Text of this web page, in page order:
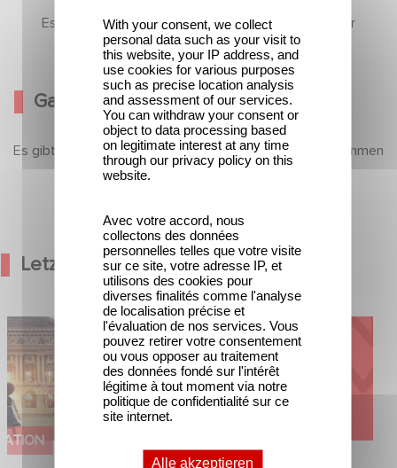
Es gibt noch keine Inhalte in diesem Abschnitt, aber
kommen Sie bald wieder
Galerie
Es gibt noch keine Inhalte in diesem Abschnitt, aber kommen
Sie bald wieder
Letzte Nachrichten
Hero kündigen
Ballerina - Gib
auf an
Kontakt
With your consent, we collect
personal data such as your visit to
this website, your IP address, and
use cookies for various purposes
such as precise location analysis
and assessment of our services.
You can withdraw your consent or
object to data processing based
on legitimate interest at any time
through our privacy policy on this
website.
Avec votre accord, nous
collectons des données
personnelles telles que votre visite
sur ce site, votre adresse IP, et
utilisons des cookies pour
diverses finalités comme l'analyse
de localisation précise et
l'évaluation de nos services. Vous
pouvez retirer votre consentement
ou vous opposer au traitement
des données fondé sur l'intérêt
légitime à tout moment via notre
politique de confidentialité sur ce
site internet.
Alle akzeptieren